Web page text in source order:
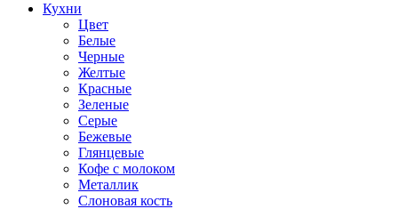
Кухни
Цвет
Белые
Черные
Желтые
Красные
Зеленые
Серые
Бежевые
Глянцевые
Кофе с молоком
Металлик
Слоновая кость